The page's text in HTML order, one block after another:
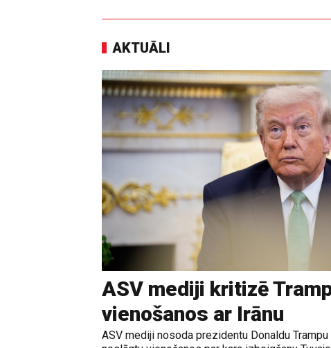
AKTUĀLI
ASV mediji kritizē
vienošanos ar Irānu
ASV mediji nosoda prezidentu Donaldu